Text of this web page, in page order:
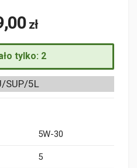
zł
tylko: 2
SUP/5L
5W-30
5